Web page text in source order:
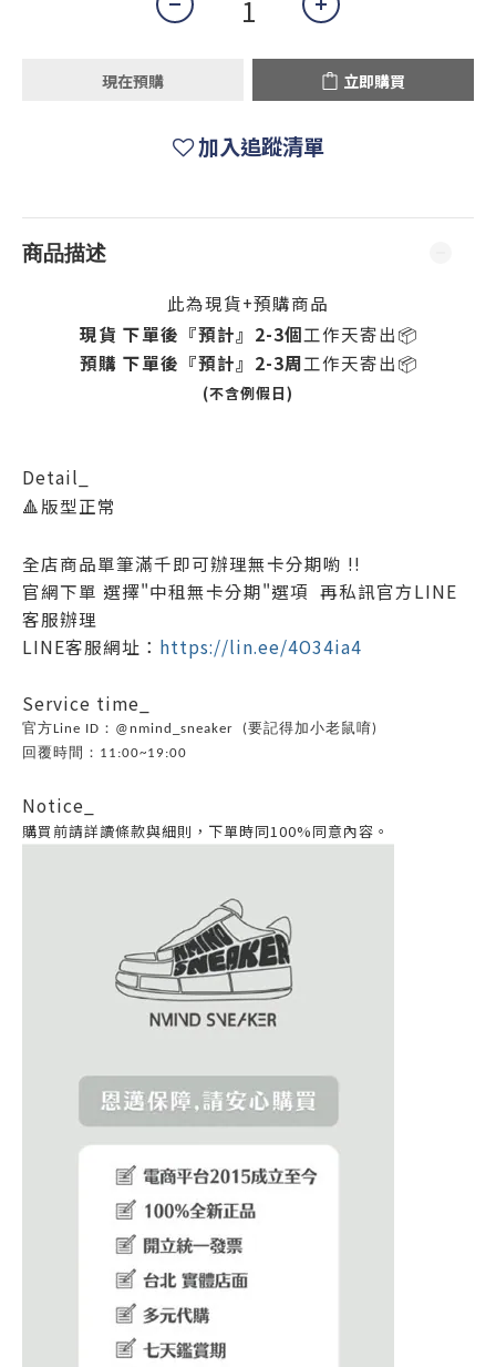
現在預購 立即購買
加入追蹤清單
商品描述
此為現貨+預購商品
現貨 下單後『預計』2-3個工作天寄出📦
預購 下單後『預計』2-3周工作天寄出📦
(不含例假日)
Detail_
🔺版型正常
全店商品單筆滿千即可辦理無卡分期喲 !!
官網下單 選擇"中租無卡分期"選項 再私訊官方LINE
客服辦理
LINE客服網址： https://lin.ee/4O34ia4
Service time_
官方Line ID：@nmind_sneaker (要記得加小老鼠唷)
回覆時間：11:00~19:00
Notice_
購買前請詳讀條款與細則，下單時同100%同意內容。